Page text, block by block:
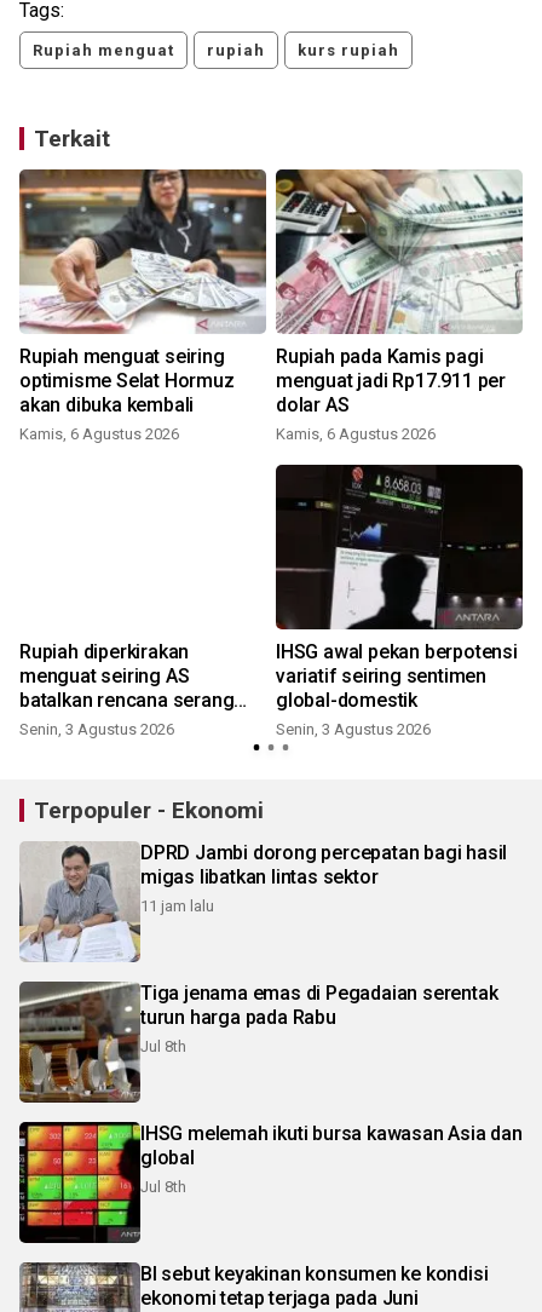
Tags:
Rupiah menguat rupiah kurs rupiah
Terkait
Rupiah menguat seiring
optimisme Selat Hormuz
akan dibuka kembali
Kamis, 6 Agustus 2026
Rupiah pada Kamis pagi
menguat jadi Rp17.911 per
dolar AS
Kamis, 6 Agustus 2026
Rupiah diperkirakan
menguat seiring AS
batalkan rencana serang
Iran
Senin, 3 Agustus 2026
IHSG awal pekan berpotensi
variatif seiring sentimen
global-domestik
Senin, 3 Agustus 2026
Terpopuler - Ekonomi
DPRD Jambi dorong percepatan bagi hasil
migas libatkan lintas sektor
11 jam lalu
Tiga jenama emas di Pegadaian serentak
turun harga pada Rabu
Jul 8th
IHSG melemah ikuti bursa kawasan Asia dan
global
Jul 8th
BI sebut keyakinan konsumen ke kondisi
ekonomi tetap terjaga pada Juni